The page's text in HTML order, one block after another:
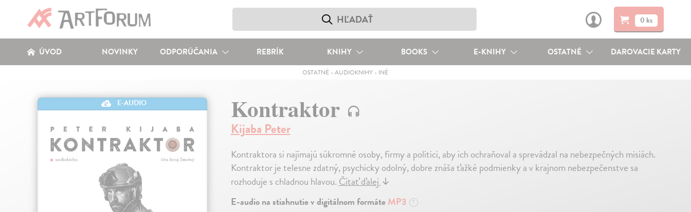
0 ks
ÚVOD NOVINKY ODPORÚČANIA REBRÍK KNIHY BOOKS E-KNIHY OSTATNÉ DAROVACIE KARTY
OSTATNÉ -AUDIOKNIHY - INÉ
E-AUDIO Kontraktor
Kijaba Peter
Kontraktora si najímajú súkromné osoby, firmy a politici, aby ich ochraňoval a sprevádzal na nebezpečných misiách.
Kontraktor je telesne zdatný, psychicky odolný, dobre znáša ťažké podmienky a v krajnom nebezpečenstve sa
rozhoduje s chladnou hlavou.Čítať ďalej↓
E-audio na stiahnutie v digitálnom formáteMP3 ?